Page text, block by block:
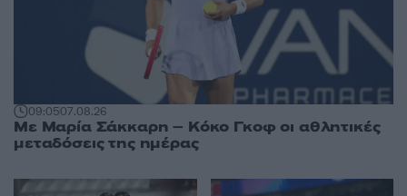
09:0507.08.26
Με Μαρία Σάκκαρη – Κόκο Γκοφ οι αθλητικές
μεταδόσεις της ημέρας